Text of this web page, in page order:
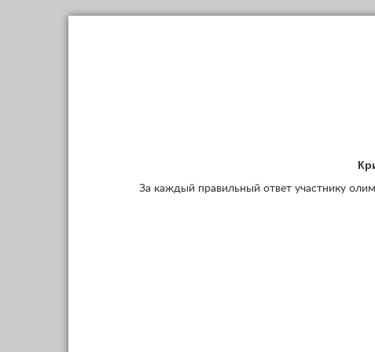
За каждый правильный ответ участнику